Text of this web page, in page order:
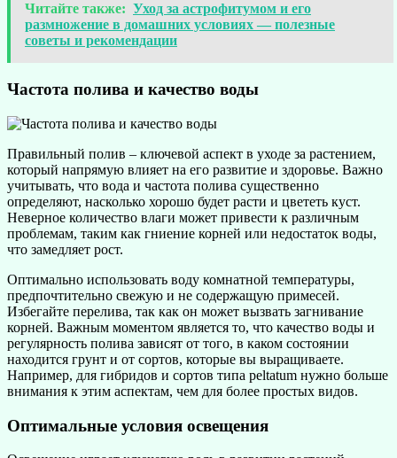
Читайте также: Уход за астрофитумом и его
размножение в домашних условиях — полезные
советы и рекомендации
Частота полива и качество воды
Правильный полив – ключевой аспект в уходе за растением,
который напрямую влияет на его развитие и здоровье. Важно
учитывать, что вода и частота полива существенно
определяют, насколько хорошо будет расти и цвететь куст.
Неверное количество влаги может привести к различным
проблемам, таким как гниение корней или недостаток воды,
что замедляет рост.
Оптимально использовать воду комнатной температуры,
предпочтительно свежую и не содержащую примесей.
Избегайте перелива, так как он может вызвать загнивание
корней. Важным моментом является то, что качество воды и
регулярность полива зависят от того, в каком состоянии
находится грунт и от сортов, которые вы выращиваете.
Например, для гибридов и сортов типа peltatum нужно больше
внимания к этим аспектам, чем для более простых видов.
Оптимальные условия освещения